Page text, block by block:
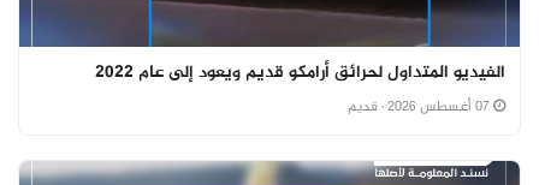
الفيديو المتداول لحرائق أرامكو قديم ويعود إلى عام 2022
· قديم